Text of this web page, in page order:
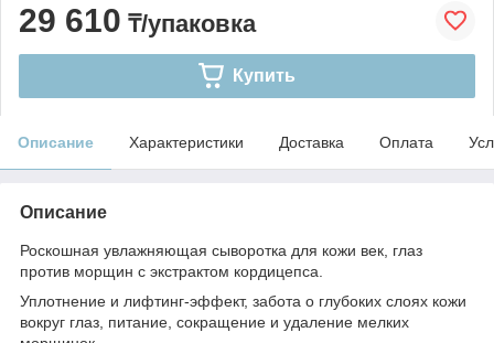
29 610 ₸/упаковка
Купить
Описание Характеристики Доставка Оплата
Описание
Роскошная увлажняющая сыворотка для кожи век, глаз
против морщин с экстрактом кордицепса.
Уплотнение и лифтинг-эффект, забота о глубоких слоях кожи
вокруг глаз, питание, сокращение и удаление мелких